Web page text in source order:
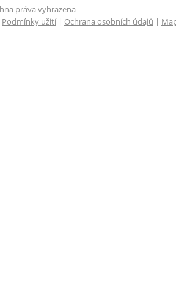
práva vyhrazena
Podmínky užití| Ochrana osobních údajů |